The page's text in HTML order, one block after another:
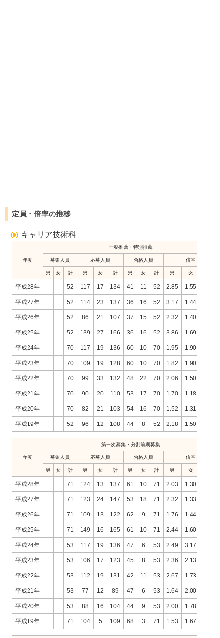
定員・倍率の推移
キャリア技術科
年度
一般推薦・特別推薦
募集人員 応募人員 合格人員 倍率
男 女 計 男 女 計 男 女 計 男 女
平成28年 52 117 17 134 41 11 52 2.85 1.55
平成27年 52 114 23 137 36 16 52 3.17 1.44
平成26年 52 86 21 107 37 15 52 2.32 1.40
平成25年 52 139 27 166 36 16 52 3.86 1.69
平成24年 70 117 19 136 60 10 70 1.95 1.90
平成23年 70 109 19 128 60 10 70 1.82 1.90
平成22年 70 99 33 132 48 22 70 2.06 1.50
平成21年 70 90 20 110 53 17 70 1.70 1.18
平成20年 70 82 21 103 54 16 70 1.52 1.31
平成19年 52 96 12 108 44 8 52 2.18 1.50
年度
第一次募集・分割前期募集
募集人員 応募人員 合格人員 倍率
男 女 計 男 女 計 男 女 計 男 女
平成28年 71 124 13 137 61 10 71 2.03 1.30
平成27年 71 123 24 147 53 18 71 2.32 1.33
平成26年 71 109 13 122 62 9 71 1.76 1.44
平成25年 71 149 16 165 61 10 71 2.44 1.60
平成24年 53 117 19 136 47 6 53 2.49 3.17
平成23年 53 106 17 123 45 8 53 2.36 2.13
平成22年 53 112 19 131 42 11 53 2.67 1.73
平成21年 53 77 12 89 47 6 53 1.64 2.00
平成20年 53 88 16 104 44 9 53 2.00 1.78
平成19年 71 104 5 109 68 3 71 1.53 1.67